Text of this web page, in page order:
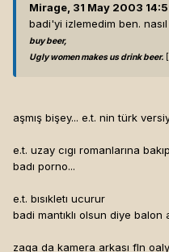
Mirage, 31 May 2003
badi'yi izlemedim ben.
buy beer,
Ugly women makes us drink beer.
aşmış bişey... e.t. nin türk
e.t. uzay cıgı romanlarına
badı porno...
e.t. bısıkletı ucurur
badi mantıklı olsun diye balon
zaga da kamera arkası fln